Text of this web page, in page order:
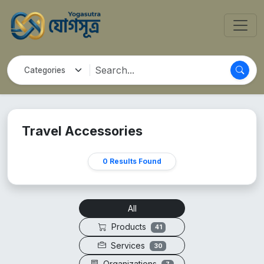
Travel Accessories
0 Results Found
All
Products
41
Services 30